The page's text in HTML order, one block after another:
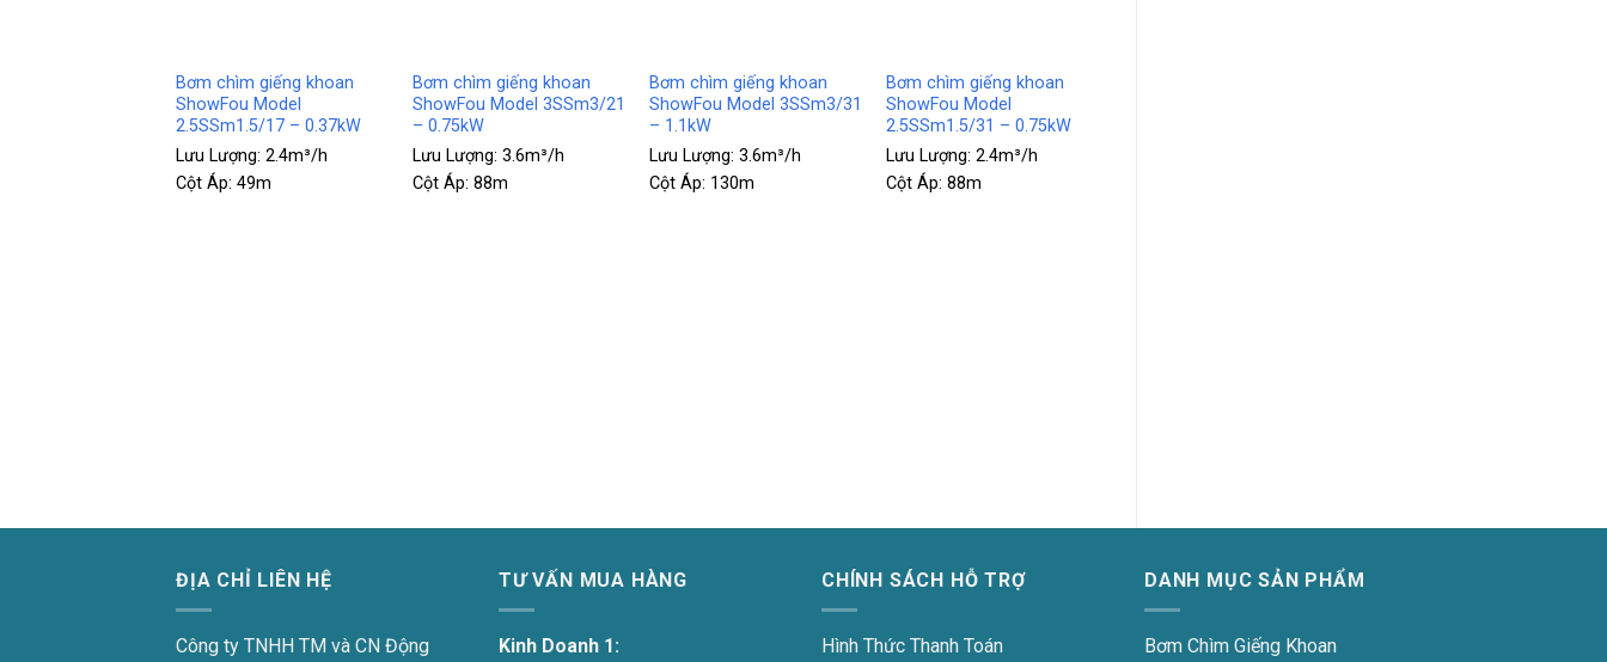
Bơm chìm giếng khoan
ShowFou Model
2.5SSm1.5/17 – 0.37kW
Lưu Lượng: 2.4m³/h
Cột Áp: 49m
Bơm chìm giếng khoan
ShowFou Model 3SSm3/21
– 0.75kW
Lưu Lượng: 3.6m³/h
Cột Áp: 88m
Bơm chìm giếng khoan
ShowFou Model 3SSm3/31
– 1.1kW
Lưu Lượng:3.6m³/h
Cột Áp: 130m
Bơm chìm giếng khoan
ShowFou Model
2.5SSm1.5/31 – 0.75kW
Lưu Lượng:2.4m³/h
Cột Áp:88m
ĐỊA CHỈ LIÊN HỆ
Công ty TNHH TM và CN Động
TƯ VẤN MUA HÀNG
Kinh Doanh 1:
CHÍNH SÁCH HỖ TRỢ
Hình Thức Thanh Toán
DANH MỤC SẢN PHẨM
Bơm Chìm Giếng Khoan